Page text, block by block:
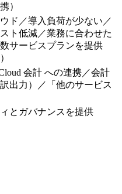
）
ド／導入負荷が少ない／
ト低減／業務に合わせた
サービスプランを提供
会計 への連携／会計
出力）／「他のサービス
とガバナンスを提供